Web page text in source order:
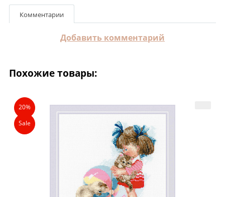
Комментарии
Добавить комментарий
Похожие товары:
20%
Sale